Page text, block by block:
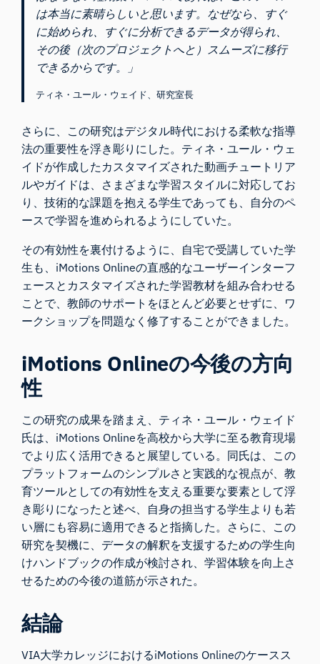
は本当に素晴らしいと思います。なぜなら、すぐ
に始められ、すぐに分析できるデータが得られ、
その後（次のプロジェクトへと）スムーズに移行
できるからです。」
ティネ・ユール・ウェイド、研究室長
さらに、この研究はデジタル時代における柔軟な指導
法の重要性を浮き彫りにした。ティネ・ユール・ウェ
イドが作成したカスタマイズされた動画チュートリア
ルやガイドは、さまざまな学習スタイルに対応してお
り、技術的な課題を抱える学生であっても、自分のペ
ースで学習を進められるようにしていた。
その有効性を裏付けるように、自宅で受講していた学
生も、iMotions Onlineの直感的なユーザーインターフ
ェースとカスタマイズされた学習教材を組み合わせる
ことで、教師のサポートをほとんど必要とせずに、ワ
ークショップを問題なく修了することができました。
iMotions Onlineの今後の方向
性
この研究の成果を踏まえ、ティネ・ユール・ウェイド
氏は、iMotions Onlineを高校から大学に至る教育現場
でより広く活用できると展望している。同氏は、この
プラットフォームのシンプルさと実践的な視点が、教
育ツールとしての有効性を支える重要な要素として浮
き彫りになったと述べ、自身の担当する学生よりも若
い層にも容易に適用できると指摘した。さらに、この
研究を契機に、データの解釈を支援するための学生向
けハンドブックの作成が検討され、学習体験を向上さ
せるための今後の道筋が示された。
結論
VIA大学カレッジにおけるiMotions Onlineのケースス